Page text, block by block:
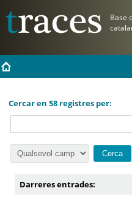
Cercar en 58 registres per:
Darreres entrades: